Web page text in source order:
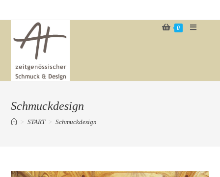
0
Schmuckdesign
> START > Schmuckdesign